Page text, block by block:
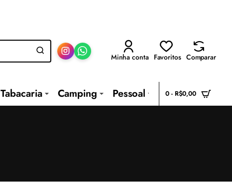
Minha conta Favoritos Comparar
Tabacaria Camping Pessoal 0 - R$0,00